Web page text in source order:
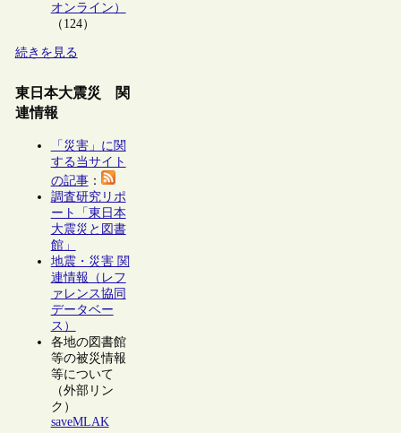
オンライン）
（124）
続きを見る
東日本大震災 関
連情報
「災害」に関
する当サイト
の記事：
調査研究リポ
ート「東日本
大震災と図書
館」
地震・災害 関
連情報（レフ
ァレンス協同
データベー
ス）
各地の図書館
等の被災情報
等について
（外部リン
ク）
saveMLAK